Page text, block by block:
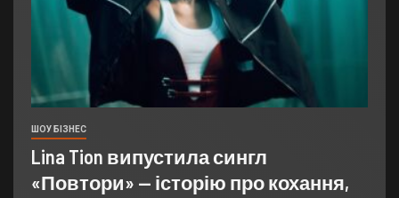
ШОУ БІЗНЕС
Lina Tion випустила сингл
«Повтори» — історію про кохання,